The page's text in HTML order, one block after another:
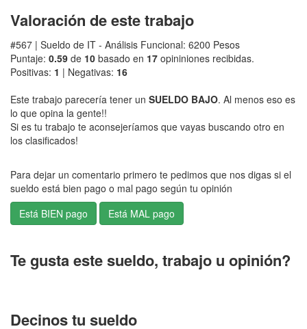
Valoración de este trabajo
#567 | Sueldo de IT - Análisis Funcional: 6200 Pesos
Puntaje: 0.59 de 10 basado en 17 opininiones recibidas.
Positivas: 1 | Negativas: 16
Este trabajo parecería tener un SUELDO BAJO. Al menos eso es
lo que opina la gente!!
Si es tu trabajo te aconsejeríamos que vayas buscando otro en
los clasificados!
Para dejar un comentario primero te pedimos que nos digas si el
sueldo está bien pago o mal pago según tu opinión
Te gusta este sueldo, trabajo u opinión?
Decinos tu sueldo